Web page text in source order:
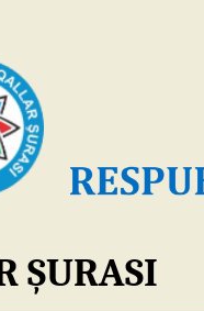
XƏBƏRLƏR